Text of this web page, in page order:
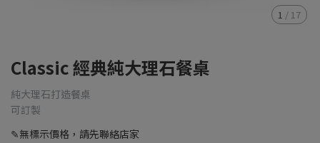
1 / 17
Classic 經典純大理石餐桌
純大理石打造餐桌
可訂製
✎無標示價格，請先聯絡店家